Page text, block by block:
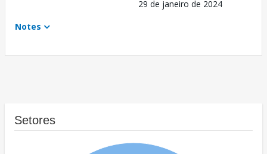
29 de janeiro de 2024
Notes
Setores